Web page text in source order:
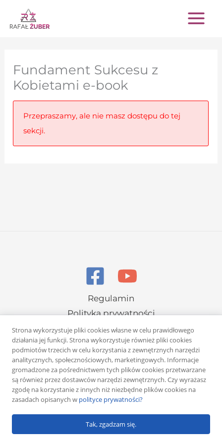
Przejdź
do
Fundament Sukcesu z
Kobietami e-book
Przepraszamy, ale nie masz dostępu do tej
sekcji.
Regulamin
Polityka prywatności
Copyright © 2026 Rafał Żuber
Powered by Klub eMarketera
Strona wykorzystuje pliki cookies własne w celu prawidłowego
działania jej funkcji. Strona wykorzystuje również pliki cookies
podmiotów trzecich w celu korzystania z zewnętrznych narzędzi
analitycznych, społecznościowych, marketingowych. Informacje
gromadzone za pośrednictwem tych plików cookies przetwarzane
są również przez dostawców narzędzi zewnętrznych. Czy wyrażasz
zgodę na korzystanie z innych niż niezbędne plików cookies na
zasadach opisanych w polityce prywatności?
Tak, zgadzam się.